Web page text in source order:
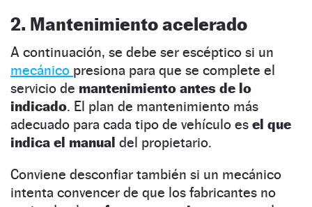
2. Mantenimiento acelerado
A continuación, se debe ser escéptico si un
mecánico presiona para que se complete el
servicio de mantenimiento antes de lo
indicado. El plan de mantenimiento más
adecuado para cada tipo de vehículo es el que
indica el manual del propietario.
Conviene desconfiar también si un mecánico
intenta convencer de que los fabricantes no